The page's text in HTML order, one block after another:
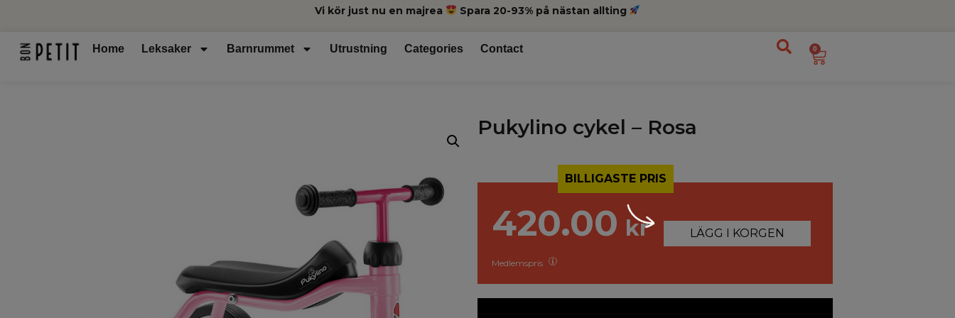
Vi kör just nu en majrea Spara 20-93% på nästan allting
Home Leksaker Barnrummet Utrustning Categories Contact 0
Pukylino cykel – Rosa
BILLIGASTE PRIS
420.00 kr
Medlemspris
LÄGG I KORGEN